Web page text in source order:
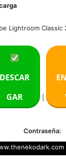
Lightroom Classic
DESCAR
GAR
Contraseña: